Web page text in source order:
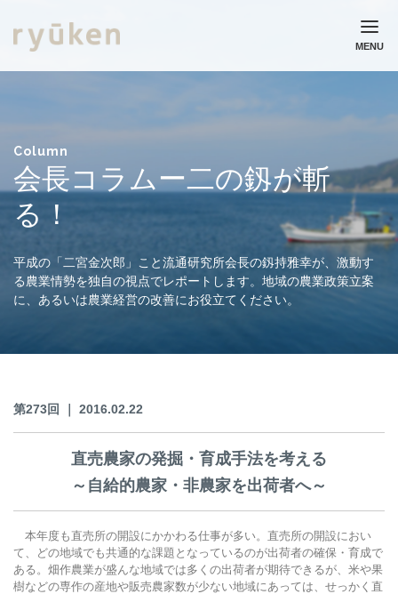
コラム
ニュース
採用情報
個人情報保護方針
MENU
Column
会長コラムー二の釼が斬
る！
平成の「二宮金次郎」こと流通研究所会長の釼持雅幸が、激動す
る農業情勢を独自の視点でレポートします。地域の農業政策立案
に、あるいは農業経営の改善にお役立てください。
第273回 ｜ 2016.02.22
直売農家の発掘・育成手法を考える
～自給的農家・非農家を出荷者へ～
本年度も直売所の開設にかかわる仕事が多い。直売所の開設におい
て、どの地域でも共通的な課題となっているのが出荷者の確保・育成で
ある。畑作農業が盛んな地域では多くの出荷者が期待できるが、米や果
樹などの専作の産地や販売農家数が少ない地域にあっては、せっかく直